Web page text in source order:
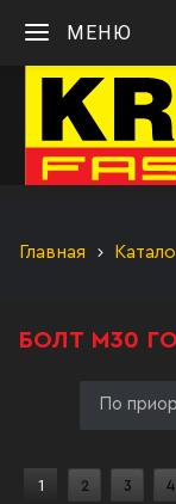
МЕНЮ
Главная
БОЛТ М30
По
1 2 3 4